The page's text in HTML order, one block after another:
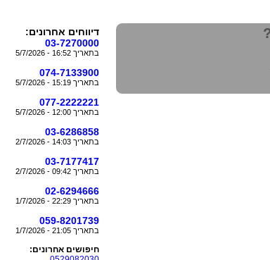
דיווחים אחרונים:
03-7270000
בתאריך 16:52 - 5/7/2026
074-7133900
בתאריך 15:19 - 5/7/2026
077-2222221
בתאריך 12:00 - 5/7/2026
03-6286858
בתאריך 14:03 - 2/7/2026
03-7177417
בתאריך 09:42 - 2/7/2026
02-6294666
בתאריך 22:29 - 1/7/2026
059-8201739
בתאריך 21:05 - 1/7/2026
חיפושים אחרונים: